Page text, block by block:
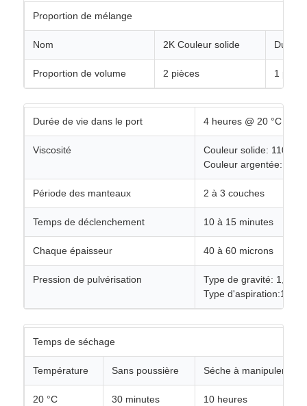
Proportion de mélange
Nom 2K Couleur solide
Proportion de volume 2 pièces 1
Durée de vie dans le port 4 heures @ 20 °C
Viscosité
Couleur solide: 110-
Couleur argentée:180-
Période des manteaux 2 à 3 couches
Temps de déclenchement 10 à 15 minutes
Chaque épaisseur 40 à 60 microns
Pression de pulvérisation
Type de gravité: 1,2 à
Type d'aspiration:1.4-
Temps de séchage
Température Sans poussière Séche à manipuler
20 °C 30 minutes 10 heures